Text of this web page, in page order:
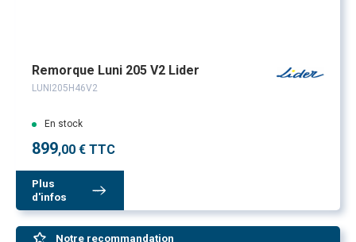
Remorque Luni 205 V2 Lider
LUNI205H46V2
En stock
899,00 € TTC
Plus
d'infos
Notre recommandation